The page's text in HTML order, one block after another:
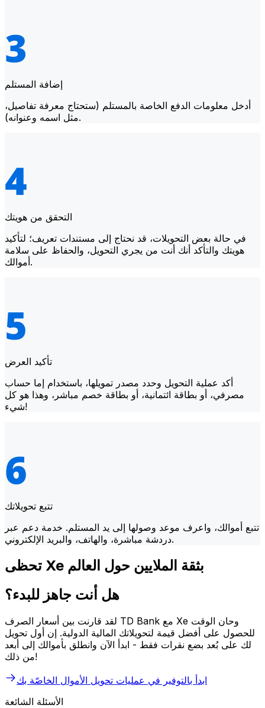
إضافة المستلم
أدخل معلومات الدفع الخاصة بالمستلم (ستحتاج معرفة تفاصيل،
مثل اسمه وعنوانه).
التحقق من هويتك
في حالة بعض التحويلات، قد نحتاج إلى مستندات تعريف؛ لتأكيد
هويتك والتأكد أنك أنت من يجري التحويل، والحفاظ على سلامة
أموالك.
تأكيد العرض
أكد عملية التحويل وحدد مصدر تمويلها، باستخدام إما حساب
مصرفي، أو بطاقة ائتمانية، أو بطاقة خصم مباشر، وهذا هو كل
شيء!
تتبع تحويلاتك
تتبع أموالك، واعرف موعد وصولها إلى يد المستلم. خدمة دعم عبر
دردشة مباشرة، والهاتف، والبريد الإلكتروني.
تحظى Xe بثقة الملايين حول العالم
هل أنت جاهز للبدء؟
لقد قارنت بين أسعار الصرف TD Bank مع Xe وحان الوقت
للحصول على أفضل قيمة لتحويلاتك المالية الدولية. إن أول تحويل
لك على بُعد بضع نقرات فقط - ابدأ الآن وانطلق بأموالك إلى أبعد
من ذلك!
ابدأ بالتوفير في عمليات تحويل الأموال الخاصّة بك
الأسئلة الشائعة